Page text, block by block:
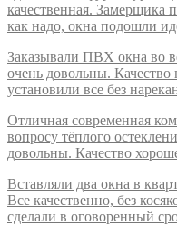
качественная. Замерщика
как надо, окна подошли
Заказывали ПВХ окна во
очень довольны.
установили все без
Отличная современная
вопросу тёплого
довольны. Качество
Вставляли два окна в
Все качественно, без
сделали в оговоренный